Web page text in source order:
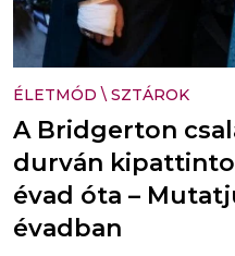
ÉLETMÓD \ SZTÁROK
A Bridgerton
durván
évad óta –
évadban